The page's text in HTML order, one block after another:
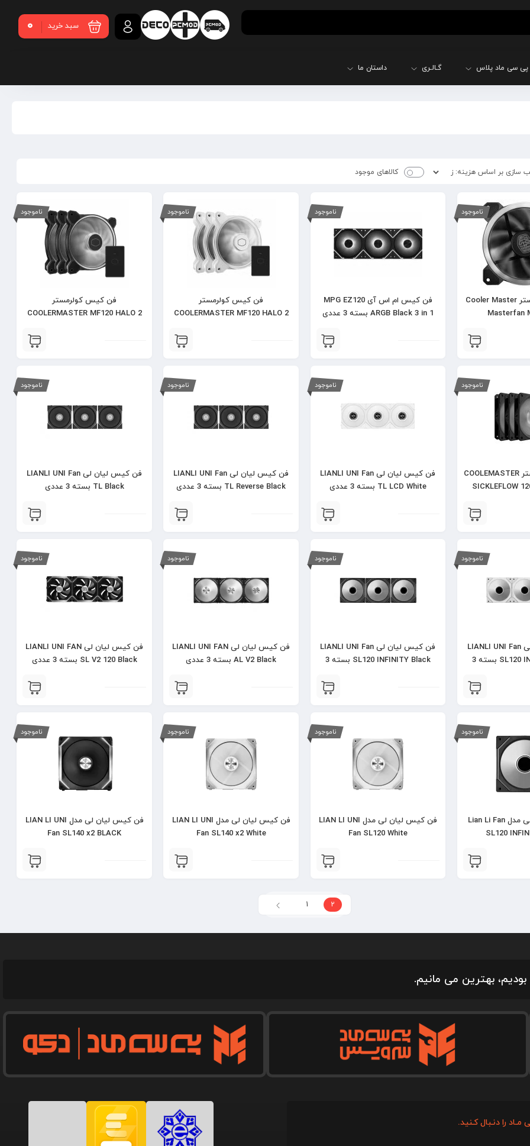
سبد خرید 0
پی سی ماد پلاس گـالـری داستان ما
کالاهای موجود
ناموجود
فن کیس کولرمستر Cooler Master
Masterfan
ناموجود
فن کیس ام اس آی MPG EZ120
ARGB Black 3 in 1 بسته 3 عددی
ناموجود
فن کیس کولرمستر
COOLERMASTER MF120 HALO 2
ناموجود
فن کیس کولرمستر
COOLERMASTER MF120 HALO 2
ناموجود
فن کیس کولرمستر COOLEMASTER
SICKLEFLOW
ناموجود
فن کیس لیان لی LIANLI UNI Fan
TL LCD White بسته 3 عددی
ناموجود
فن کیس لیان لی LIANLI UNI Fan
TL Reverse Black بسته 3 عددی
ناموجود
فن کیس لیان لی LIANLI UNI Fan
TL Black بسته 3 عددی
ناموجود
فن کیس لیان لی LIANLI UNI Fan
SL120 INFINITY White بسته 3
ناموجود
فن کیس لیان لی LIANLI UNI Fan
SL120 INFINITY Black بسته 3
ناموجود
فن کیس لیان لی LIANLI UNI FAN
AL V2 Black بسته 3 عددی
ناموجود
فن کیس لیان لی LIANLI UNI FAN
SL V2 120 Black بسته 3 عددی
ناموجود
فن کیس لیان لی مدل Lian Li Fan
SL120
ناموجود
فن کیس لیان لی مدل LIAN LI UNI
Fan SL120 White
ناموجود
فن کیس لیان لی مدل LIAN LI UNI
Fan SL140 x2 White
ناموجود
فن کیس لیان لی مدل LIAN LI UNI
Fan SL140 x2 BLACK
1 2
بودیم، بهترین می مانیم.
را دنـبال کـنید.